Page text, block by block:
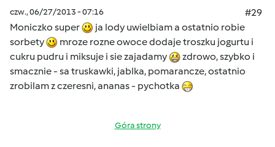
czw., 06/27/2013 - 07:16
#29
Moniczko super
ja lody uwielbiam a ostatnio robie
sorbety
mroze rozne owoce dodaje troszku jogurtu i
cukru pudru i miksuje i sie zajadamy
zdrowo, szybko i
smacznie - sa truskawki, jablka, pomarancze, ostatnio
zrobilam z czeresni, ananas - pychotka
Góra strony